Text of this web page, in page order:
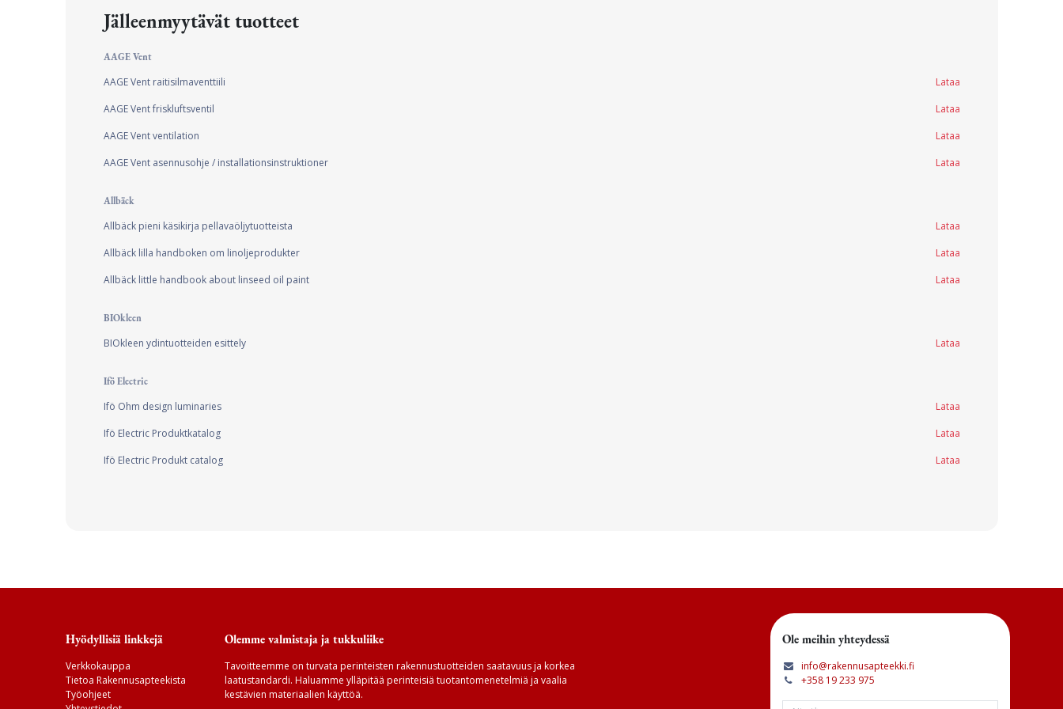
Jälleenmyytävät tuotteet
AAGE Vent
AAGE Vent raitisilmaventtiili
Lataa
AAGE Vent friskluftsventil
Lataa
AAGE Vent ventilation
Lataa
AAGE Vent asennusohje / installationsinstruktioner
Lataa
Allbäck
Allbäck pieni käsikirja pellavaöljytuotteista
Lataa
Allbäck lilla handboken om linoljeprodukter
Lataa
Allbäck little handbook about linseed oil paint
Lataa
BIOkleen
BIOkleen ydintuotteiden esittely Lataa
Ifö Electric
Ifö Ohm design luminaries
Lataa
Ifö Electric Produktkatalog
Lataa
Ifö Electric Produkt catalog
Lataa
Hyödyllisiä linkkejä
Verkkokauppa
Tietoa Rakennusapteekista
Työohjeet
Olemme valmistaja ja tukkuliike
Tavoitteemme on turvata perinteisten rakennustuotteiden saatavuus ja korkea
laatustandardi. Haluamme ylläpitää perinteisiä tuotantomenetelmiä ja vaalia
kestävien materiaalien käyttöä.
Ole meihin yhteydessä
info@rakennusapteekki.fi
+358 19 233 975